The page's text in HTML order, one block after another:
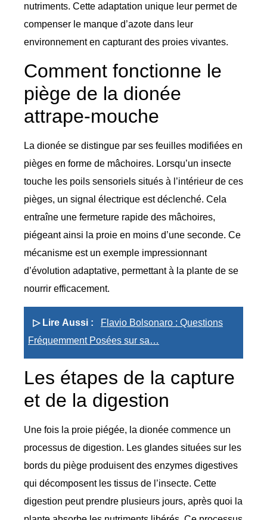
nutriments. Cette adaptation unique leur permet de
compenser le manque d’azote dans leur
environnement en capturant des proies vivantes.
Comment fonctionne le
piège de la dionée
attrape-mouche
La dionée se distingue par ses feuilles modifiées en
pièges en forme de mâchoires. Lorsqu’un insecte
touche les poils sensoriels situés à l’intérieur de ces
pièges, un signal électrique est déclenché. Cela
entraîne une fermeture rapide des mâchoires,
piégeant ainsi la proie en moins d’une seconde. Ce
mécanisme est un exemple impressionnant
d’évolution adaptative, permettant à la plante de se
nourrir efficacement.
▷ Lire Aussi :
Flavio Bolsonaro : Questions
Fréquemment Posées sur sa…
Les étapes de la capture
et de la digestion
Une fois la proie piégée, la dionée commence un
processus de digestion. Les glandes situées sur les
bords du piège produisent des enzymes digestives
qui décomposent les tissus de l’insecte. Cette
digestion peut prendre plusieurs jours, après quoi la